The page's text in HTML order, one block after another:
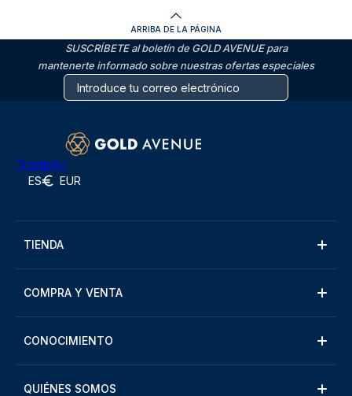
ARRIBA DE LA PÁGINA
SUSCRÍBETE al boletín de GOLD AVENUE para
mantenerte informado sobre nuestras ofertas especiales
Trustpilot
ES EUR
TIENDA
COMPRA Y VENTA
CONOCIMIENTO
QUIÉNES SOMOS